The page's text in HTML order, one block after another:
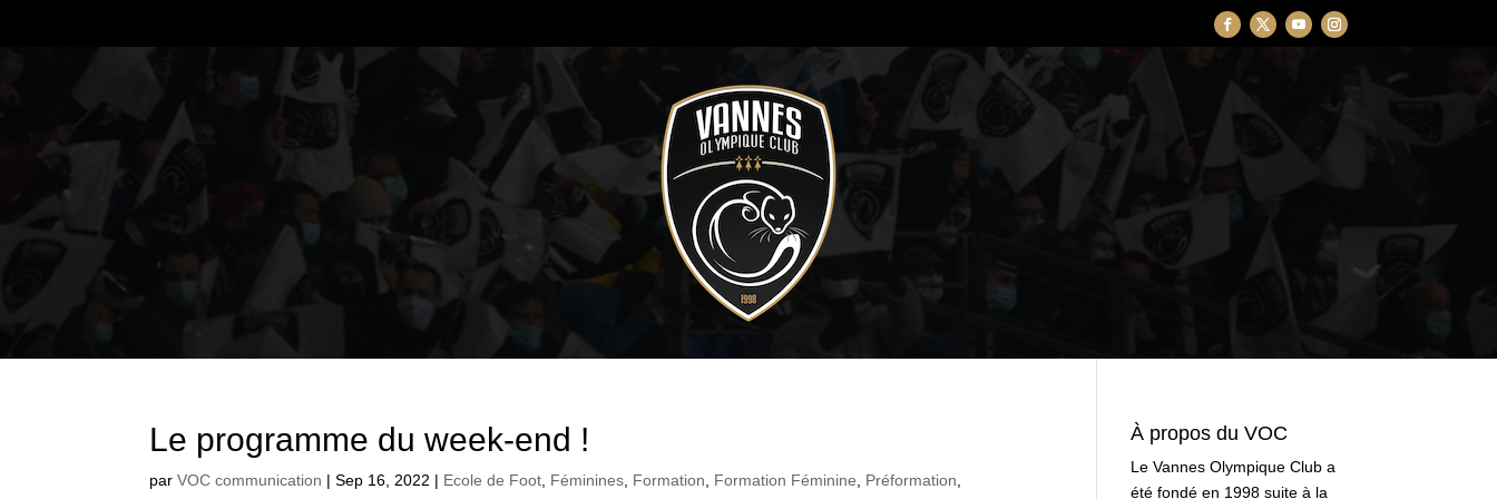
Le programme du week-end !
parVOC communication |Sep 16, 2022 | Ecole de Foot, Féminines, Formation, Formation Féminine, Préformation,
À propos du VOC
Le Vannes Olympique Club a
été fondé en 1998 suite à la